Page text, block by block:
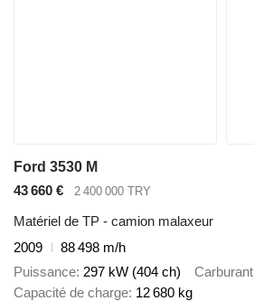
Ford 3530 M
43 660 €
2 400 000 TRY
Matériel de TP - camion malaxeur
2009
88 498 m/h
Puissance 297 kW (404 ch) Carburant
Capacité de charge 12 680 kg